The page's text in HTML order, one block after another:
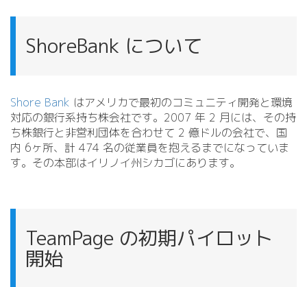
ShoreBank について
Shore Bank はアメリカで最初のコミュニティ開発と環境
対応の銀行系持ち株会社です。2007 年 2 月には、その持
ち株銀行と非営利団体を合わせて 2 億ドルの会社で、国
内 6ヶ所、計 474 名の従業員を抱えるまでになっていま
す。その本部はイリノイ州シカゴにあります。
TeamPage の初期パイロット
開始